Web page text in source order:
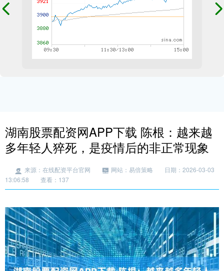
湖南股票配资网APP下载 陈根：越来越
多年轻人猝死，是疫情后的非正常现象
来源：在线配资平台官网 网站：易倍策略
日期：2026-03-03
13:06:58
查看：137